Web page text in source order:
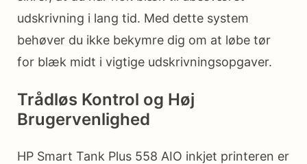
udskrivning i lang tid. Med dette system
behøver du ikke bekymre dig om at løbe tør
for blæk midt i vigtige udskrivningsopgaver.
Trådløs Kontrol og Høj
Brugervenlighed
HP Smart Tank Plus 558 AIO inkjet printeren er